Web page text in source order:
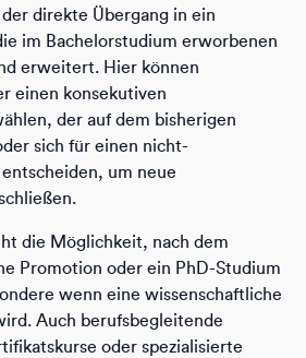
direkte Übergang in ein
im Bachelorstudium erworbenen
erweitert. Hier können
einen konsekutiven
der auf dem bisherigen
sich für einen nicht-
um neue
die Möglichkeit, nach dem
Promotion oder ein PhD-Studium
wenn eine wissenschaftliche
Auch berufsbegleitende
oder spezialisierte